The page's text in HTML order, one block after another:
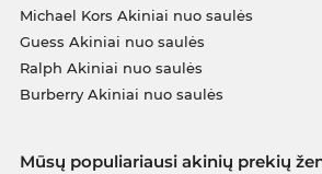
Michael Kors Akiniai nuo saulės
Guess Akiniai nuo saulės
Ralph Akiniai nuo saulės
Burberry Akiniai nuo saulės
Mūsų populiariausi akinių prekių